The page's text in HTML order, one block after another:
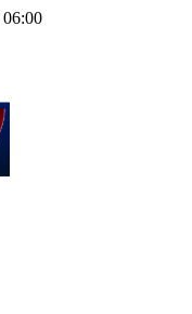
06:00